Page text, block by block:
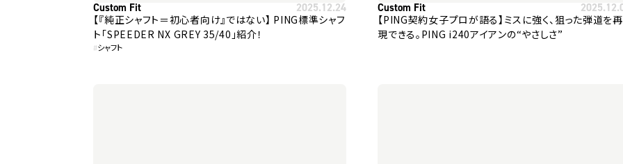
Custom Fit 2025.12.24
【『純正シャフト＝初心者向け』ではない】 PING標準シャフ
ト「SPEEDER NX GREY 35/40」紹介！
#シャフト
Custom Fit
【PING契約女子プロが語る】ミスに強く、狙った弾道を再
現できる。PING i240アイアンの“やさしさ”